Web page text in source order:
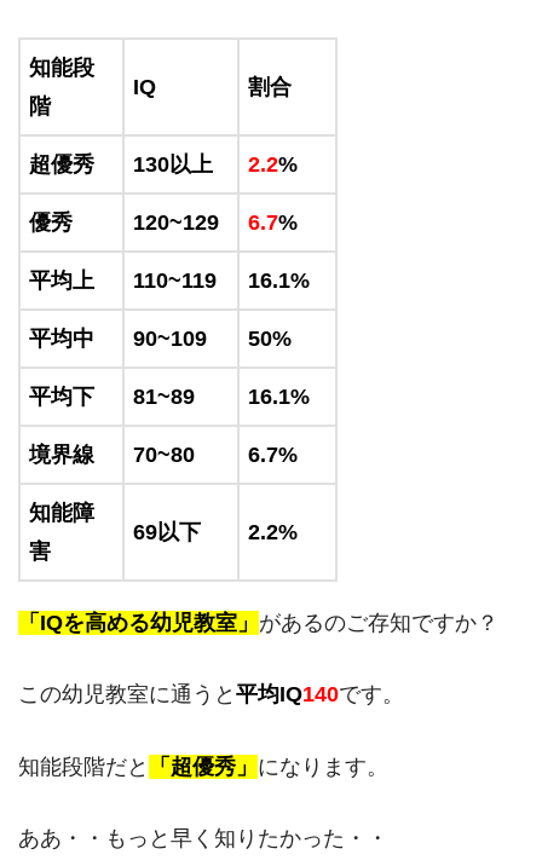
知能段
階
IQ 割合
超優秀 130以上 2.2%
優秀 120~129 6.7%
平均上 110~119 16.1%
平均中 90~109 50%
平均下 81~89 16.1%
境界線 70~80 6.7%
知能障
害
69以下 2.2%
「IQを高める幼児教室」 があるのご存知ですか？
この幼児教室に通うと 平均IQ140です。
知能段階だと 「超優秀」 になります。
ああ・・もっと早く知りたかった・・